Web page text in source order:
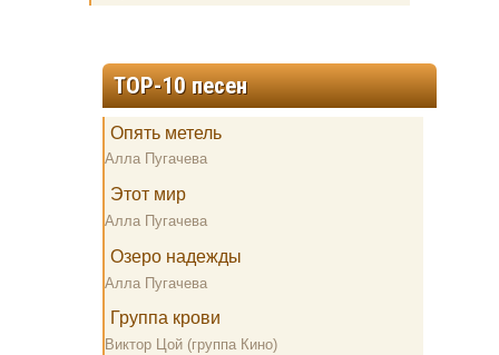
TOP-10 песен
Опять метель
Алла Пугачева
Этот мир
Алла Пугачева
Озеро надежды
Алла Пугачева
Группа крови
Виктор Цой (группа Кино)